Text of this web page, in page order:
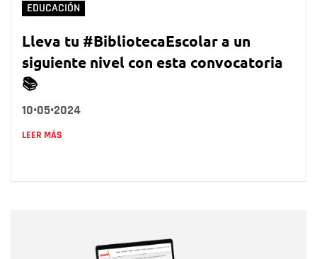
EDUCACIÓN
Lleva tu #BibliotecaEscolar a un
siguiente nivel con esta convocatoria
📚
10•05•2024
LEER MÁS